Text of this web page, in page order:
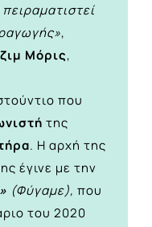
,
Μόρις,
που
της
. Η αρχή της
έγινε με την
(Φύγαμε), που
του 2020